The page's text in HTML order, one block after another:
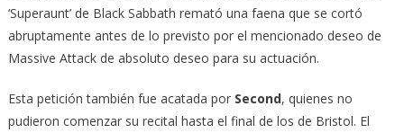
‘Superaunt’ de Black Sabbath remató una faena que se cortó
abruptamente antes de lo previsto por el mencionado deseo de
Massive Attack de absoluto deseo para su actuación.
Esta petición también fue acatada por Second, quienes no
pudieron comenzar su recital hasta el final de los de Bristol. El